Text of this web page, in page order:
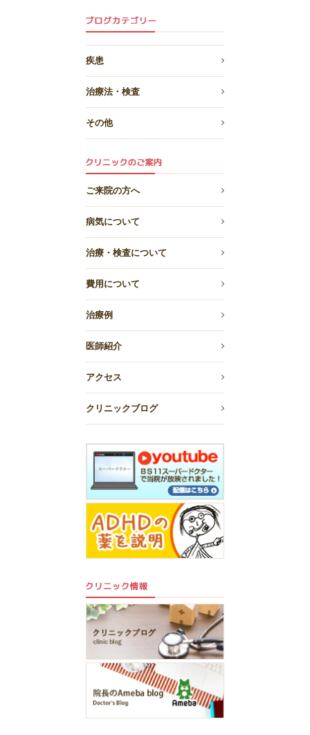
疾患
治療法・検査
その他
ご来院の方へ
病気について
治療・検査について
費用について
治療例
医師紹介
アクセス
クリニックブログ